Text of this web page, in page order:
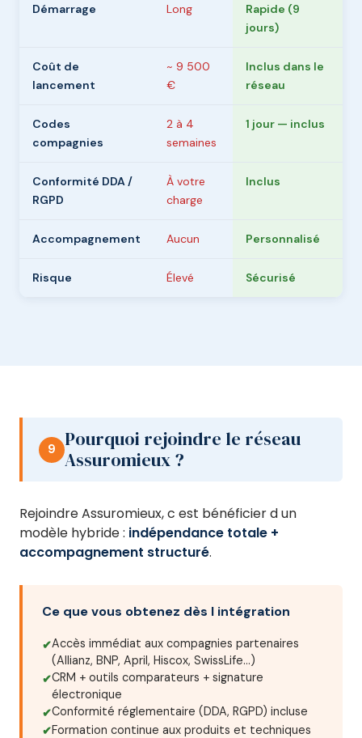
Démarrage Long
Rapide (9
jours)
Coût de
lancement
~ 9 500
€
Inclus dans le
réseau
Codes
compagnies
2 à 4
semaines
1 jour — inclus
Conformité DDA /
RGPD
À votre
charge
Inclus
Accompagnement Aucun Personnalisé
Risque Élevé Sécurisé
9
Pourquoi rejoindre le réseau
Assuromieux ?
Rejoindre Assuromieux, c est bénéficier d un
modèle hybride : indépendance totale +
accompagnement structuré.
Ce que vous obtenez dès l intégration
Accès immédiat aux compagnies partenaires
(Allianz, BNP, April, Hiscox, SwissLife…)
CRM + outils comparateurs + signature
électronique
Conformité réglementaire (DDA, RGPD) incluse
Formation continue aux produits et techniques